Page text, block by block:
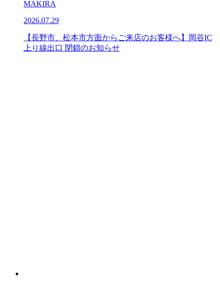
MAKIRA
2026.07.29
【長野市、松本市方面からご来店のお客様へ】岡谷IC
上り線出口 閉鎖のお知らせ